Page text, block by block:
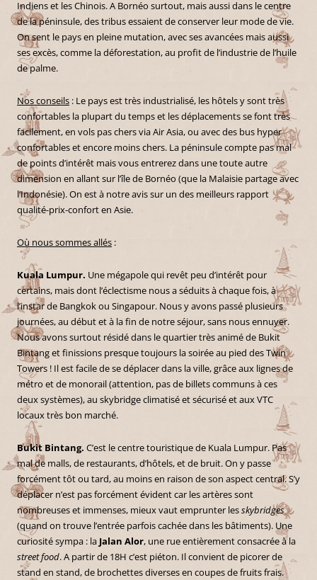
Indiens et les Chinois. A Bornéo surtout, mais aussi dans le centre
de la péninsule, des tribus essaient de conserver leur mode de vie.
On sent le pays en pleine mutation, avec ses avancées mais aussi
ses excès, comme la déforestation, au profit de l’industrie de l’huile
de palme.
Nos conseils : Le pays est très industrialisé, les hôtels y sont très
confortables la plupart du temps et les déplacements se font très
facilement, en vols pas chers via Air Asia, ou avec des bus hyper
confortables et encore moins chers. La péninsule compte pas mal
de points d’intérêt mais vous entrerez dans une toute autre
dimension en allant sur l’île de Bornéo (que la Malaisie partage avec
l’Indonésie). On est à notre avis sur un des meilleurs rapport
qualité-prix-confort en Asie.
Où nous sommes allés :
Kuala Lumpur. Une mégapole qui revêt peu d’intérêt pour
certains, mais dont l’éclectisme nous a séduits à chaque fois, à
l’instar de Bangkok ou Singapour. Nous y avons passé plusieurs
journées, au début et à la fin de notre séjour, sans nous ennuyer.
Nous avons surtout résidé dans le quartier très animé de Bukit
Bintang et finissions presque toujours la soirée au pied des Twin
Towers ! Il est facile de se déplacer dans la ville, grâce aux lignes de
métro et de monorail (attention, pas de billets communs à ces
deux systèmes), au skybridge climatisé et sécurisé et aux VTC
locaux très bon marché.
Bukit Bintang. C’est le centre touristique de Kuala Lumpur. Pas
mal de malls, de restaurants, d’hôtels, et de bruit. On y passe
forcément tôt ou tard, au moins en raison de son aspect central. S’y
déplacer n’est pas forcément évident car les artères sont
nombreuses et immenses, mieux vaut emprunter lesskybridges
(quand on trouve l’entrée parfois cachée dans les bâtiments). Une
curiosité sympa : la Jalan Alor, une rue entièrement consacrée à la
street food. A partir de 18H c’est piéton. Il convient de picorer de
stand en stand, de brochettes diverses en coupes de fruits frais.